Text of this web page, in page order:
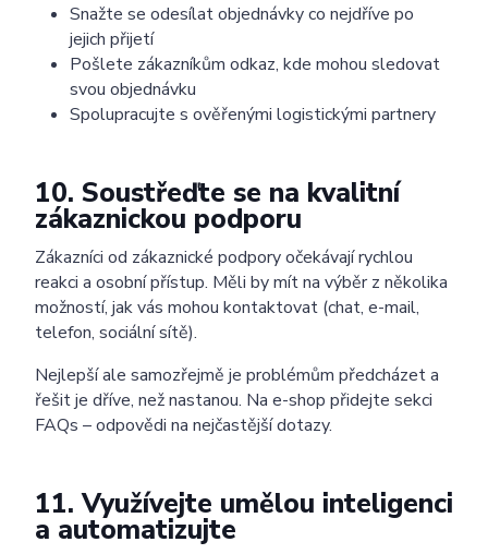
Snažte se odesílat objednávky co nejdříve po
jejich přijetí
Pošlete zákazníkům odkaz, kde mohou sledovat
svou objednávku
Spolupracujte s ověřenými logistickými partnery
10. Soustřeďte se na kvalitní
zákaznickou podporu
Zákazníci od zákaznické podpory očekávají rychlou
reakci a osobní přístup. Měli by mít na výběr z několika
možností, jak vás mohou kontaktovat (chat, e-mail,
telefon, sociální sítě).
Nejlepší ale samozřejmě je problémům předcházet a
řešit je dříve, než nastanou. Na e-shop přidejte sekci
FAQs – odpovědi na nejčastější dotazy.
11. Využívejte umělou inteligenci
a automatizujte